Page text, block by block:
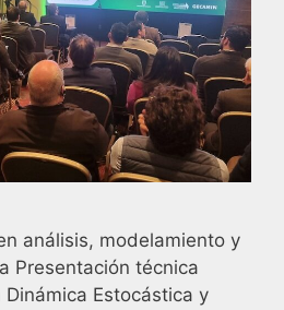
análisis, modelamiento y
Presentación técnica
Estocástica y